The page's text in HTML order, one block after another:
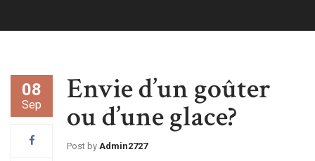
08
Sep Envie d’un goûter
ou d’une glace?
Post by Admin2727